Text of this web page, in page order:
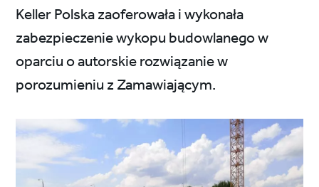
Keller Polska zaoferowała i wykonała
zabezpieczenie wykopu budowlanego w
oparciu o autorskie rozwiązanie w
porozumieniu z Zamawiającym.